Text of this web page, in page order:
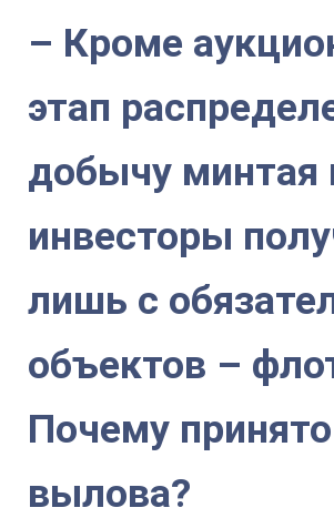
– Кроме
этап
добычу минтая
инвесторы
лишь с
объектов –
Почему
вылова?